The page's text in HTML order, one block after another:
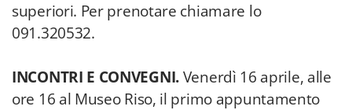
superiori. Per prenotare chiamare lo
091.320532.
INCONTRI E CONVEGNI.Venerdì 16 aprile, alle
ore 16 al Museo Riso, il primo appuntamento